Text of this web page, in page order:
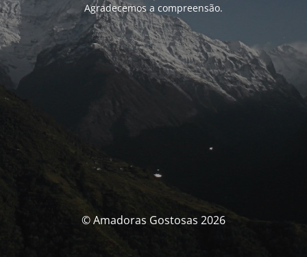
Agradecemos a compreensão.
© Amadoras Gostosas 2026